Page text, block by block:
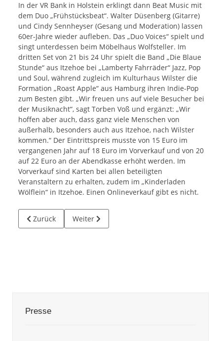
In der VR Bank in Holstein erklingt dann Beat Music mit
dem Duo „Frühstücksbeat“. Walter Düsenberg (Gitarre)
und Cindy Sennheyser (Gesang und Moderation) lassen
60er-Jahre wieder aufleben. Das „Duo Voices“ spielt und
singt unterdessen beim Möbelhaus Wolfsteller. Im
dritten Set von 21 bis 24 Uhr spielt die Band „Die Blaue
Stunde“ aus Itzehoe bei „Lamberty Fahrräder“ Jazz, Pop
und Soul, während zugleich im Kulturhaus Wilster die
Formation „Roast Apple“ aus Hamburg ihren Indie-Pop
zum Besten gibt. „Wir freuen uns auf viele Besucher bei
der Musiknacht“, sagt Torben Voß und ergänzt: „Wir
hoffen aber auch, dass ganz viele Menschen von
außerhalb, besonders auch aus Itzehoe, nach Wilster
kommen.“ Der Eintrittspreis musste von 15 Euro im
vergangenen Jahr auf 18 Euro im Vorverkauf und von 20
auf 22 Euro an der Abendkasse erhöht werden. Im
Vorverkauf sind Karten bei allen beteiligten
Veranstaltern zu erhalten, zudem im „Kinderladen
Wölflein“ in Itzehoe. Einen Onlineverkauf gibt es nicht.
Vorheriger Beitrag: Lächeln für die Historischen Rathäuser
Zurück Nächster Beitrag: Erste Smiley-
Weiter
Presse